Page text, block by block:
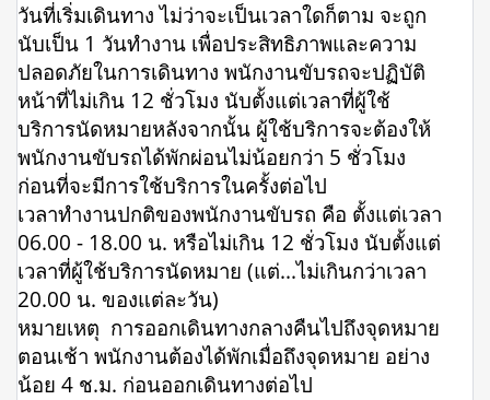
วันที่เริ่มเดินทาง ไม่ว่าจะเป็นเวลาใดก็ตาม จะถูก
นับเป็น 1 วันทำงาน เพื่อประสิทธิภาพและความ
ปลอดภัยในการเดินทาง พนักงานขับรถจะปฏิบัติ
หน้าที่ไม่เกิน 12 ชั่วโมง นับตั้งแต่เวลาที่ผู้ใช้
บริการนัดหมายหลังจากนั้น ผู้ใช้บริการจะต้องให้
พนักงานขับรถได้พักผ่อนไม่น้อยกว่า 5 ชั่วโมง
ก่อนที่จะมีการใช้บริการในครั้งต่อไป
เวลาทำงานปกติของพนักงานขับรถ คือ ตั้งแต่เวลา
06.00 - 18.00 น. หรือไม่เกิน 12 ชั่วโมง นับตั้งแต่
เวลาที่ผู้ใช้บริการนัดหมาย (แต่...ไม่เกินกว่าเวลา
20.00 น. ของแต่ละวัน)
หมายเหตุ การออกเดินทางกลางคืนไปถึงจุดหมาย
ตอนเช้า พนักงานต้องได้พักเมื่อถึงจุดหมาย อย่าง
น้อย 4 ช.ม. ก่อนออกเดินทางต่อไป